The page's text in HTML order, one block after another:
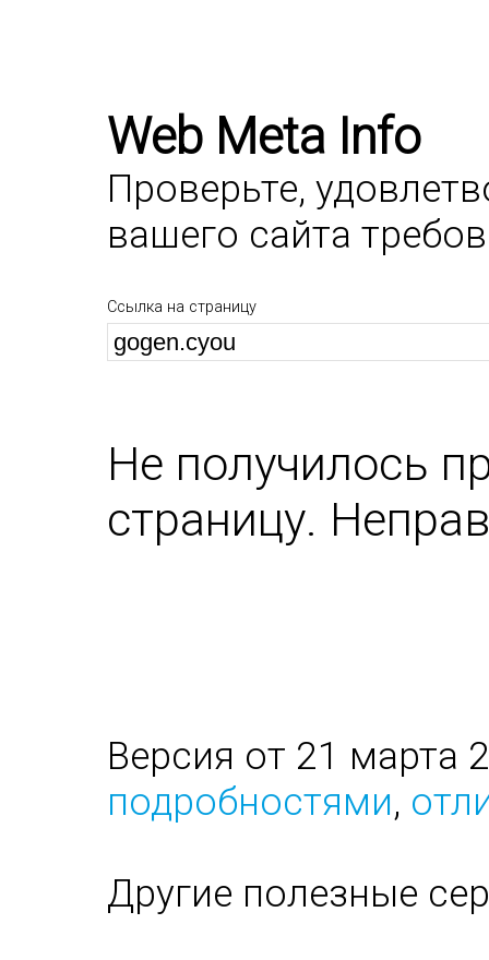
Web Meta Info
Проверьте,
вашего сайта
Ссылка на страницу
Не получилось
страницу.
Версия от 21 марта
подробностями,
Другие полезные